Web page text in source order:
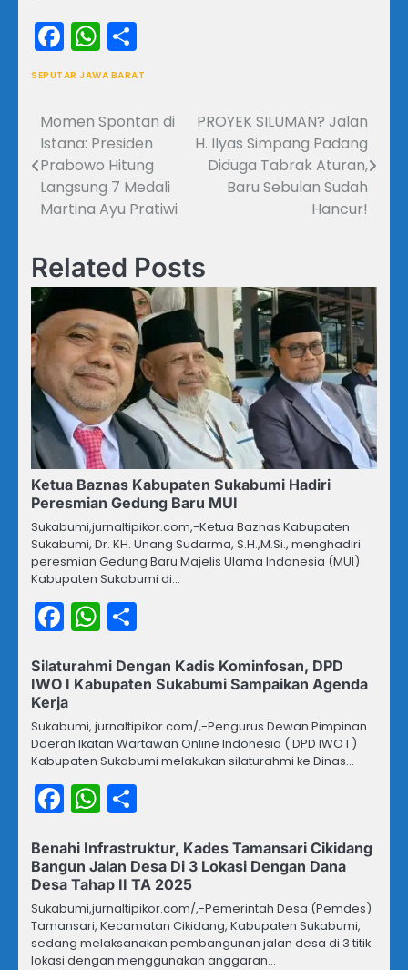
Facebook
WhatsApp
SEPUTAR JAWA BARAT
Navigasi
pos
Momen Spontan di
Istana: Presiden
Prabowo Hitung
Langsung 7 Medali
Martina Ayu Pratiwi
PROYEK SILUMAN? Jalan
H. Ilyas Simpang Padang
Diduga Tabrak Aturan,
Baru Sebulan Sudah
Hancur!
Related Posts
Ketua Baznas Kabupaten Sukabumi Hadiri
Peresmian Gedung Baru MUI
Sukabumi,jurnaltipikor.com,-Ketua Baznas Kabupaten
Sukabumi, Dr. KH. Unang Sudarma, S.H.,M.Si., menghadiri
peresmian Gedung Baru Majelis Ulama Indonesia (MUI)
Kabupaten Sukabumi di…
Facebook
WhatsApp
Silaturahmi Dengan Kadis Kominfosan, DPD
IWO I Kabupaten Sukabumi Sampaikan Agenda
Kerja
Sukabumi, jurnaltipikor.com/,-Pengurus Dewan Pimpinan
Daerah Ikatan Wartawan Online Indonesia ( DPD IWO I )
Kabupaten Sukabumi melakukan silaturahmi ke Dinas…
Facebook
WhatsApp
Benahi Infrastruktur, Kades Tamansari Cikidang
Bangun Jalan Desa Di 3 Lokasi Dengan Dana
Desa Tahap II TA 2025
Sukabumi,jurnaltipikor.com/,-Pemerintah Desa (Pemdes)
Tamansari, Kecamatan Cikidang, Kabupaten Sukabumi,
sedang melaksanakan pembangunan jalan desa di 3 titik
lokasi dengan menggunakan anggaran…